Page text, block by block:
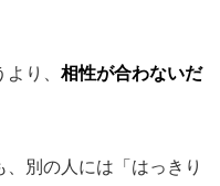
り、 相性が合わないだ
別の人には「はっきり